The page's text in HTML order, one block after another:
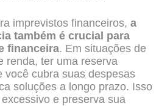
imprevistos financeiros, a
também é crucial para
financeira. Em situações de
renda, ter uma reserva
você cubra suas despesas
soluções a longo prazo. Isso
e preserva sua